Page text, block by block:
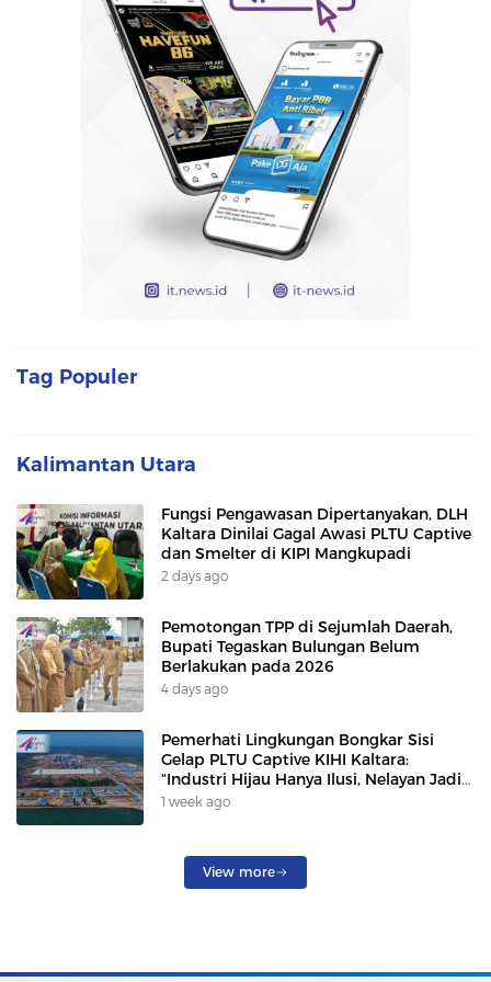
Tag Populer
Kalimantan Utara
Fungsi Pengawasan Dipertanyakan, DLH
Kaltara Dinilai Gagal Awasi PLTU Captive
dan Smelter di KIPI Mangkupadi
2 days ago
Pemotongan TPP di Sejumlah Daerah,
Bupati Tegaskan Bulungan Belum
Berlakukan pada 2026
4 days ago
Pemerhati Lingkungan Bongkar Sisi
Gelap PLTU Captive KIHI Kaltara:
“Industri Hijau Hanya Ilusi, Nelayan Jadi
Korban”
1 week ago
View more